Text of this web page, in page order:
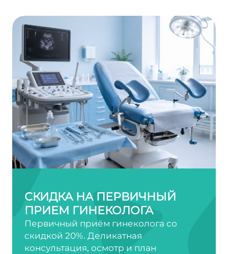
СКИДКА НА ПЕРВИЧНЫЙ
ПРИЕМ ГИНЕКОЛОГА
Первичный приём гинеколога со
скидкой 20%. Деликатная
консультация, осмотр и план